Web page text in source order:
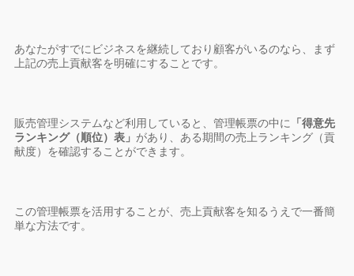
あなたがすでにビジネスを継続しており顧客がいるのなら、まず
上記の売上貢献客を明確にすることです。
販売管理システムなど利用していると、管理帳票の中に
「得意先
ランキング（順位）表」 があり、ある期間の売上ランキング（貢
献度）を確認することができます。
この管理帳票を活用することが、売上貢献客を知るうえで一番簡
単な方法です。